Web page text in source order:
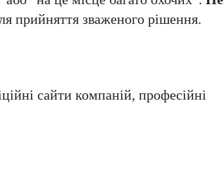
прийняття зваженого рішення.
сайти компаній, професійні